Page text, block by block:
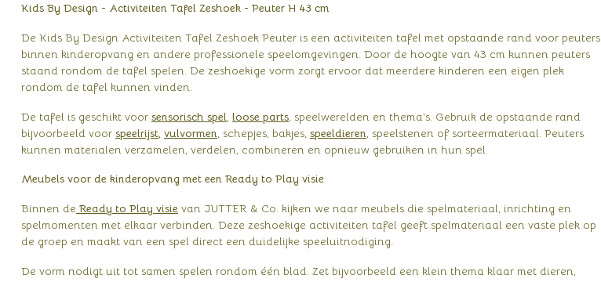
Kids By Design - Activiteiten Tafel Zeshoek - Peuter H 43 cm
De Kids By Design Activiteiten Tafel Zeshoek Peuter is een activiteiten tafel met opstaande rand voor peuters
binnen kinderopvang en andere professionele speelomgevingen. Door de hoogte van 43 cm kunnen peuters
staand rondom de tafel spelen. De zeshoekige vorm zorgt ervoor dat meerdere kinderen een eigen plek
rondom de tafel kunnen vinden.
De tafel is geschikt voor sensorisch spel loose parts , speelwerelden en thema’s. Gebruik de opstaande rand
bijvoorbeeld voor speelrijst, vulvormen , schepjes, bakjes, speeldieren , speelstenen of sorteermateriaal. Peuters
kunnen materialen verzamelen, verdelen, combineren en opnieuw gebruiken in hun spel.
Meubels voor de kinderopvang met een Ready to Play visie
Binnen de Ready to Play visie van JUTTER & Co. kijken we naar meubels die spelmateriaal, inrichting en
spelmomenten met elkaar verbinden. Deze zeshoekige activiteiten tafel geeft spelmateriaal een vaste plek op
de groep en maakt van een spel direct een duidelijke speeluitnodiging.
De vorm nodigt uit tot samen spelen rondom één blad. Zet bijvoorbeeld een klein thema klaar met dieren,